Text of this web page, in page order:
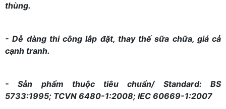
thùng.
- Dễ dàng thi công lắp đặt, thay thế sữa chữa, giá cả
cạnh tranh.
- Sản phẩm thuộc tiêu chuẩn/ Standard: BS
5733:1995; TCVN 6480-1:2008; IEC 60669-1:2007